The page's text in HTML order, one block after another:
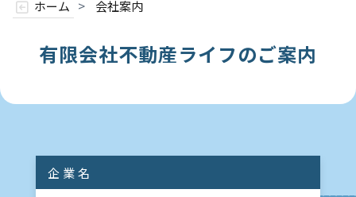
ホーム > 会社案内
有限会社不動産ライフのご案内
企業名